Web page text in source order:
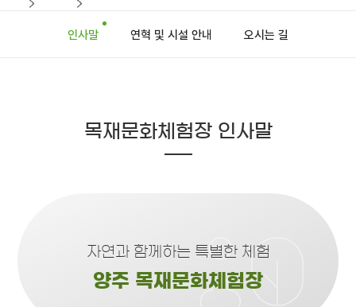
인사말 연혁 및 시설 안내 오시는 길
목재문화체험장 인사말
자연과 함께하는 특별한 체험
양주 목재문화체험장